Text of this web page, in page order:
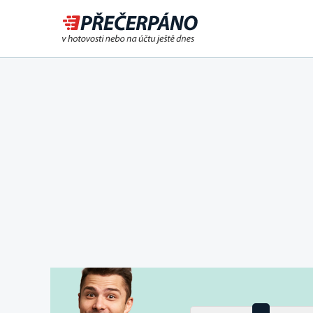
Půjčka ještě dnes na účet
nebo i v hotovosti